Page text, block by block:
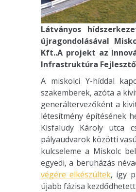
Látványos
újragondolásával
Kft..A projekt az
Infrastruktúra
A miskolci Y-híddal
szakemberek, azóta a
generáltervezőként a
létesítmény építésének
Kisfaludy Károly utca
pályaudvarok közötti
kulcseleme a Miskolc
egyedi, a beruházás
végére elkészültek, így
újabb fázisa